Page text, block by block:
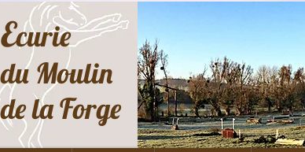
Ecurie
du Moulin
de la Forge